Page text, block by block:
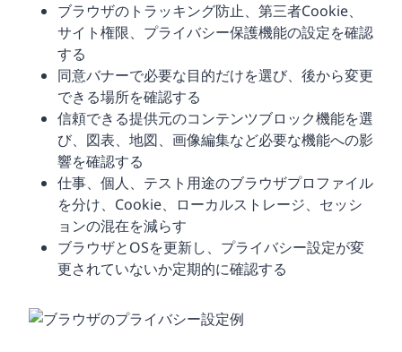
ブラウザのトラッキング防止、第三者Cookie、
サイト権限、プライバシー保護機能の設定を確認
する
同意バナーで必要な目的だけを選び、後から変更
できる場所を確認する
信頼できる提供元のコンテンツブロック機能を選
び、図表、地図、画像編集など必要な機能への影
響を確認する
仕事、個人、テスト用途のブラウザプロファイル
を分け、Cookie、ローカルストレージ、セッシ
ョンの混在を減らす
ブラウザとOSを更新し、プライバシー設定が変
更されていないか定期的に確認する